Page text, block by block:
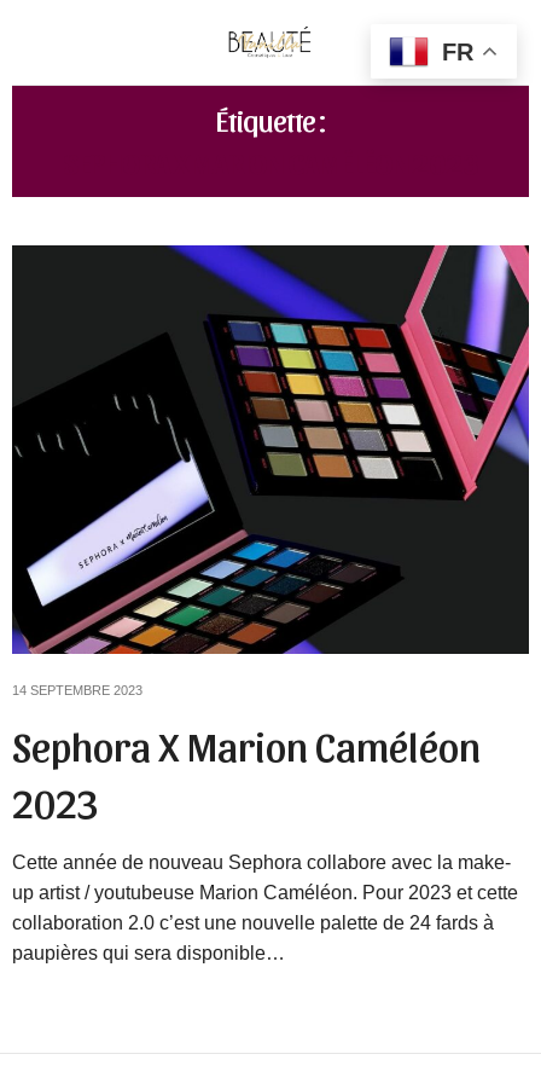
Étiquette :
14 SEPTEMBRE 2023
Sephora X Marion Caméléon
2023
Cette année de nouveau Sephora collabore avec la make-
up artist / youtubeuse Marion Caméléon. Pour 2023 et cette
collaboration 2.0 c’est une nouvelle palette de 24 fards à
paupières qui sera disponible…
FR